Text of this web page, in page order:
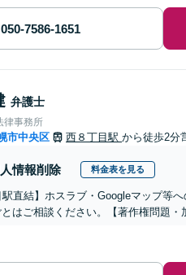
弁護士
律事務所
市中央区 西８丁目駅 から徒歩2分
情報削除 料金表を見る
駅直結】ホスラブ・Googleマップ等
はご相談ください。【著作権問題・